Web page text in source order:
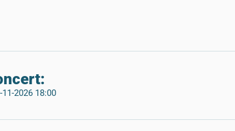
11-2026 18:00